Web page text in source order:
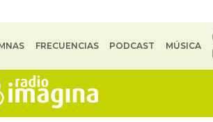
FRECUENCIAS PODCAST MÚSICA